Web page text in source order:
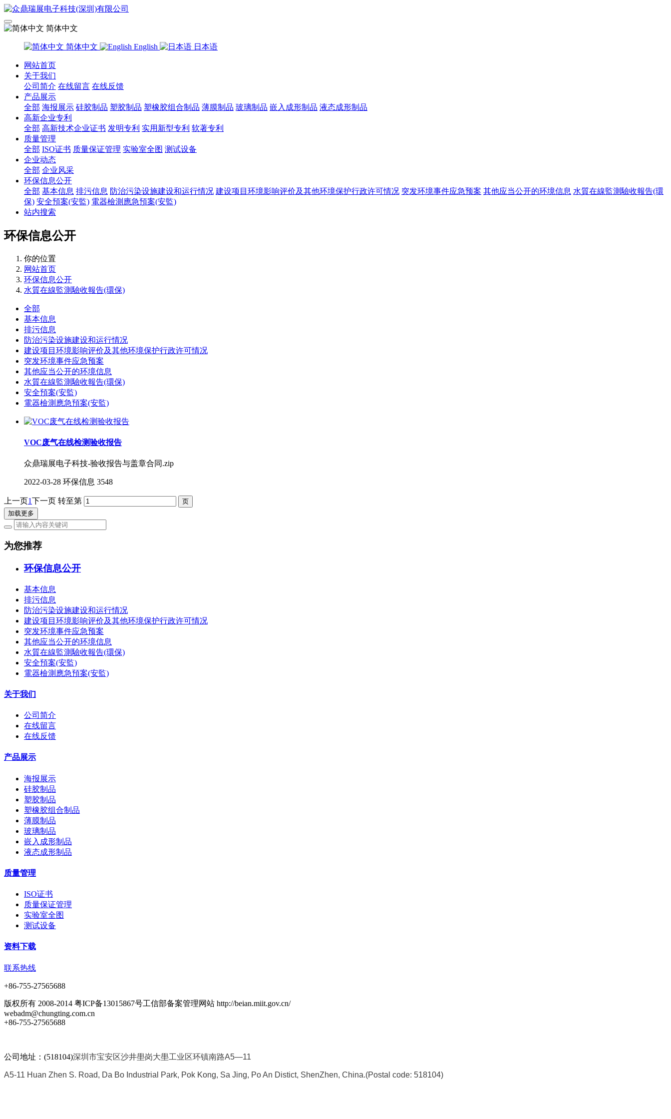
简体中文
简体中文 English 日本语
网站首页
关于我们
公司简介 在线留言 在线反馈
产品展示
全部 海报展示 硅胶制品 塑胶制品 塑橡胶组合制品 薄膜制品 玻璃制品 嵌入成形制品 液态成形制品
高新企业专利
全部 高新技术企业证书 发明专利 实用新型专利 软著专利
质量管理
全部 ISO证书 质量保证管理 实验室全图 测试设备
企业动态
全部 企业风采
环保信息公开
全部 基本信息 排污信息 防治污染设施建设和运行情况 建设项目环境影响评价及其他环境保护行政许可情况 突发环境事件应急预案 其他应当公开的环境信息 水質在線監測驗收報告(環
保) 安全預案(安監) 電器檢測應急預案(安監)
站内搜索
环保信息公开
你的位置
网站首页
环保信息公开
水質在線監測驗收報告(環保)
全部
基本信息
排污信息
防治污染设施建设和运行情况
建设项目环境影响评价及其他环境保护行政许可情况
突发环境事件应急预案
其他应当公开的环境信息
水質在線監測驗收報告(環保)
安全預案(安監)
電器檢測應急預案(安監)
VOC废气在线检测验收报告
众鼎瑞展电子科技-验收报告与盖章合同.zip
2022-03-28 环保信息 3548
上一页1下一页 转至第
加载更多
为您推荐
环保信息公开
基本信息
排污信息
防治污染设施建设和运行情况
建设项目环境影响评价及其他环境保护行政许可情况
突发环境事件应急预案
其他应当公开的环境信息
水質在線監測驗收報告(環保)
安全預案(安監)
電器檢測應急預案(安監)
关于我们
公司简介
在线留言
在线反馈
产品展示
海报展示
硅胶制品
塑胶制品
塑橡胶组合制品
薄膜制品
玻璃制品
嵌入成形制品
液态成形制品
质量管理
ISO证书
质量保证管理
实验室全图
测试设备
资料下载
联系热线
+86-755-27565688
版权所有 2008-2014 粤ICP备13015867号工信部备案管理网站 http://beian.miit.gov.cn/
webadm@chungting.com.cn
+86-755-27565688
公司地址：(518104)深圳市宝安区沙井壆岗大壆工业区环镇南路A5—11
A5-11 Huan Zhen S. Road, Da Bo Industrial Park, Pok Kong, Sa Jing, Po An Distict, ShenZhen, China.(Postal code: 518104)